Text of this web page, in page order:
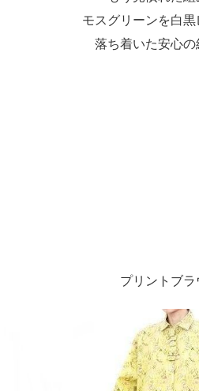
モスグリーンを白
落ち着いた安心の
プリントブラ